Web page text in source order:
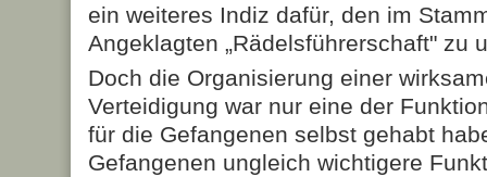
ein weiteres Indiz dafür, den im
Angeklagten „Rädelsführerschaft" zu
Doch die Organisierung einer
Verteidigung war nur eine der
für die Gefangenen selbst gehabt
Gefangenen ungleich wichtigere